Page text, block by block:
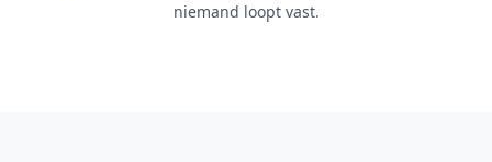
niemand loopt vast.